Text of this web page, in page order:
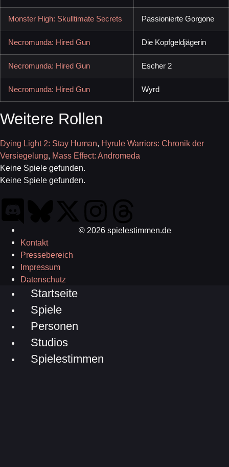
Monster High: Skulltimate Secrets Passionierte Gorgone
Necromunda: Hired Gun Die Kopfgeldjägerin
Necromunda: Hired Gun Escher 2
Necromunda: Hired Gun Wyrd
Weitere Rollen
Dying Light 2: Stay Human, Hyrule Warriors: Chronik der
Versiegelung, Mass Effect: Andromeda
Keine Spiele gefunden.
Keine Spiele gefunden.
© 2026 spielestimmen.de
Kontakt
Pressebereich
Impressum
Datenschutz
Startseite
Spiele
Personen
Studios
Spielestimmen